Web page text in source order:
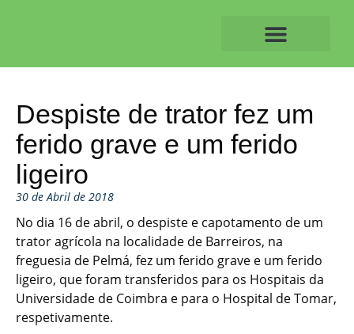
Despiste de trator fez um
ferido grave e um ferido
ligeiro
30 de Abril de 2018
No dia 16 de abril, o despiste e capotamento de um
trator agrícola na localidade de Barreiros, na
freguesia de Pelmá, fez um ferido grave e um ferido
ligeiro, que foram transferidos para os Hospitais da
Universidade de Coimbra e para o Hospital de Tomar,
respetivamente.